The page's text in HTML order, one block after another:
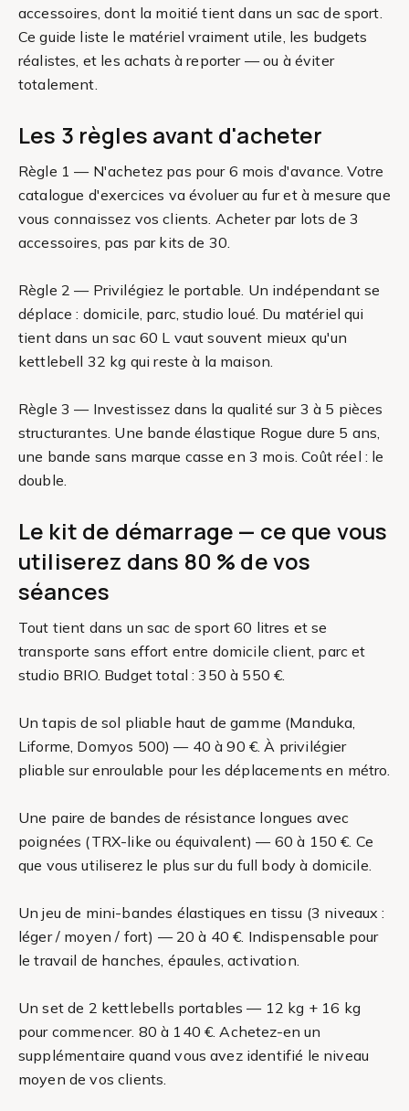
accessoires, dont la moitié tient dans un sac de sport.
Ce guide liste le matériel vraiment utile, les budgets
réalistes, et les achats à reporter — ou à éviter
totalement.
Les 3 règles avant d'acheter
Règle 1 — N'achetez pas pour 6 mois d'avance. Votre
catalogue d'exercices va évoluer au fur et à mesure que
vous connaissez vos clients. Acheter par lots de 3
accessoires, pas par kits de 30.
Règle 2 — Privilégiez le portable. Un indépendant se
déplace : domicile, parc, studio loué. Du matériel qui
tient dans un sac 60 L vaut souvent mieux qu'un
kettlebell 32 kg qui reste à la maison.
Règle 3 — Investissez dans la qualité sur 3 à 5 pièces
structurantes. Une bande élastique Rogue dure 5 ans,
une bande sans marque casse en 3 mois. Coût réel : le
double.
Le kit de démarrage — ce que vous
utiliserez dans 80 % de vos
séances
Tout tient dans un sac de sport 60 litres et se
transporte sans effort entre domicile client, parc et
studio BRIO. Budget total : 350 à 550 €.
Un tapis de sol pliable haut de gamme (Manduka,
Liforme, Domyos 500) — 40 à 90 €. À privilégier
pliable sur enroulable pour les déplacements en métro.
Une paire de bandes de résistance longues avec
poignées (TRX-like ou équivalent) — 60 à 150 €. Ce
que vous utiliserez le plus sur du full body à domicile.
Un jeu de mini-bandes élastiques en tissu (3 niveaux :
léger / moyen / fort) — 20 à 40 €. Indispensable pour
le travail de hanches, épaules, activation.
Un set de 2 kettlebells portables — 12 kg + 16 kg
pour commencer. 80 à 140 €. Achetez-en un
supplémentaire quand vous avez identifié le niveau
moyen de vos clients.